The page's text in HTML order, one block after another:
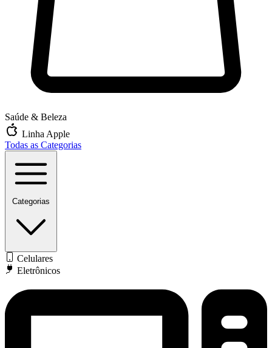
Saúde & Beleza
Linha Apple
Todas as Categorias
Categorias
Celulares
Eletrônicos